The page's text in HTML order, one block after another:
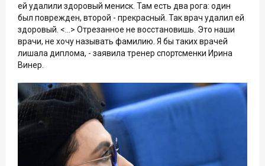
ей удалили здоровый мениск. Там есть два рога: один
был поврежден, второй - прекрасный. Так врач удалил ей
здоровый. <...> Отрезанное не восстановишь. Это наши
врачи, не хочу называть фамилию. Я бы таких врачей
лишала диплома, - заявила тренер спортсменки Ирина
Винер.